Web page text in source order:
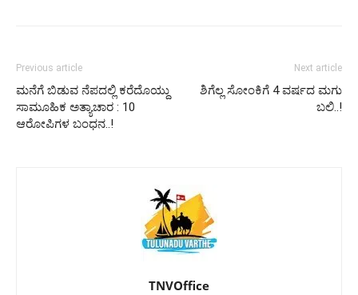
Previous article
ಮನೆಗೆ ಬಿಡುವ ನೆಪದಲ್ಲಿ ಕರೆದೊಯ್ದು
ಸಾಮೂಹಿಕ ಅತ್ಯಾಚಾರ : 10
ಆರೋಪಿಗಳ ಬಂಧನ..!
Next article
ಶಿಗೆಲ್ಲ ಸೋಂಕಿಗೆ 4 ವರ್ಷದ ಮಗು
ಬಲಿ..!
TNVOffice